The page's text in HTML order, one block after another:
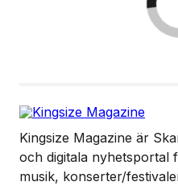
Kingsize Magazine är
och digitala
musik, konserter/